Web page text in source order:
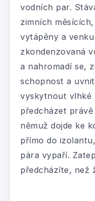
vodních par.
zimních
vytápěny a
zkondenzovaná
a nahromadí se,
schopnost a
vyskytnout vlhké
předcházet
němuž dojde ke
přímo do
pára vypaří.
předcházíte, než